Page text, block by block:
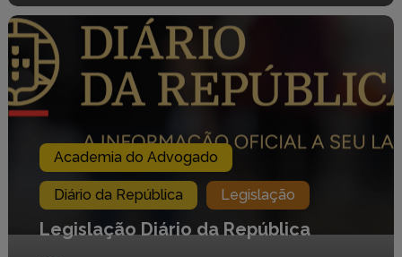
Legislação
Diário
da
República
Academia do Advogado
Diário da República Legislação
Legislação Diário da República